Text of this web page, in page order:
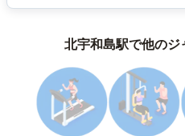
北宇和島駅で他の